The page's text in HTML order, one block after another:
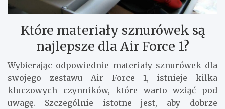
Które materiały sznurówek są
najlepsze dla Air Force 1?
Wybierając odpowiednie materiały sznurówek dla
swojego zestawu Air Force 1, istnieje kilka
kluczowych czynników, które warto wziąć pod
uwagę. Szczególnie istotne jest, aby dobrze